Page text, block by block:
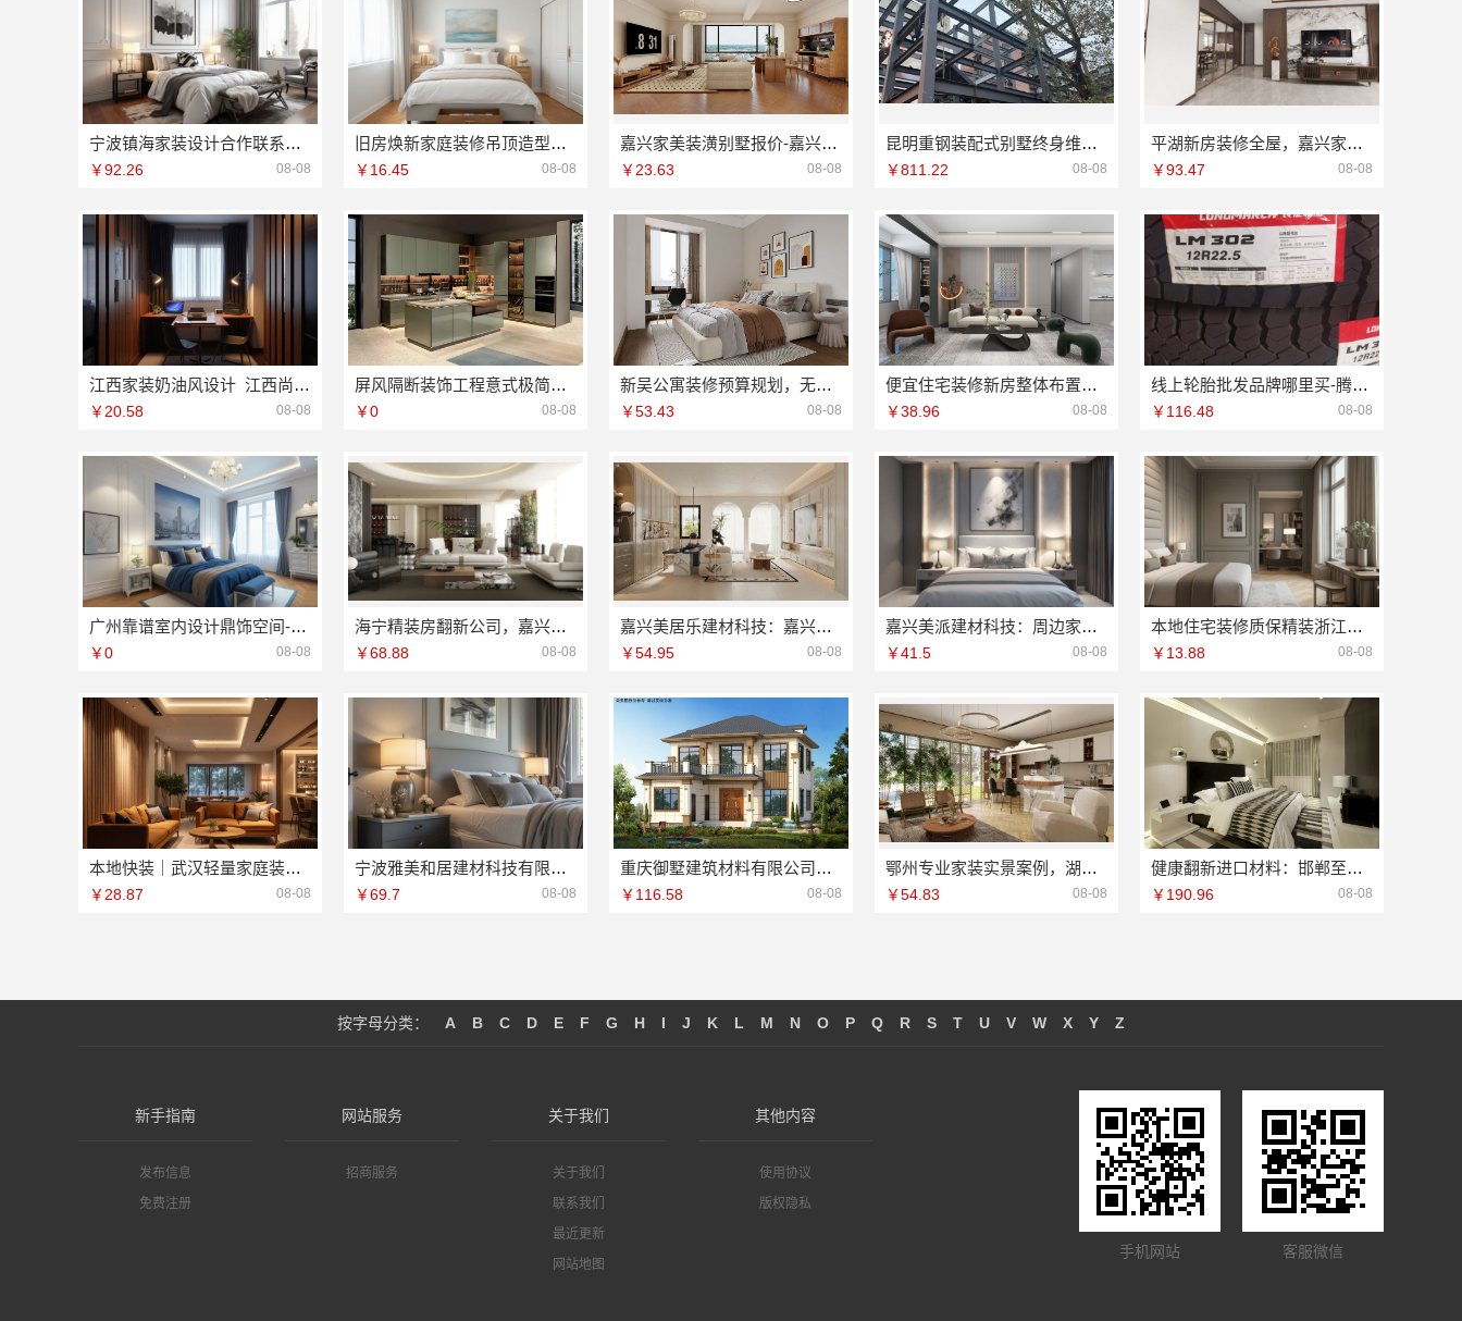
宁波镇海家装设计合作联系方式宁波雅美和居建材科技
￥92.26 08-08
旧房焕新家庭装修吊顶造型，海南万赢饰家新型建筑材料有限公简约实用
￥16.45 08-08
嘉兴家美装潢别墅报价-嘉兴家美建材
￥23.63 08-08
昆明重钢装配式别墅终身维保，云南晟构建筑建材有限公司值得信赖
￥811.22 08-08
平湖新房装修全屋，嘉兴家美建材科技定制
￥93.47 08-08
江西家装奶油风设计_江西尚宅尚品新型环保材料有限公司
￥20.58 08-08
屏风隔断装饰工程意式极简案例，江苏东钢金属家居有限公司
￥0 08-08
新吴公寓装修预算规划，无锡亿莱居装饰工程材料有限公司全程透明
￥53.43 08-08
便宜住宅装修新房整体布置施工案例——浙江乐享新材料有限公司
￥38.96 08-08
线上轮胎批发品牌哪里买-腾冠畅正品溯源
￥116.48 08-08
广州靠谱室内设计鼎饰空间-广东鼎饰空间装饰工程有限公司
￥0 08-08
海宁精装房翻新公司，嘉兴家美建材环保升级
￥68.88 08-08
嘉兴美居乐建材科技：嘉兴城区靠谱旧房改造推荐
￥54.95 08-08
嘉兴美派建材科技：周边家装定制服务环保材料
￥41.5 08-08
本地住宅装修质保精装浙江臻美新型建材有限公司
￥13.88 08-08
本地快装｜武汉轻量家庭装修新房全案落地
￥28.87 08-08
宁波雅美和居建材科技有限公司：宁波奉化家装装修线下门店地址
￥69.7 08-08
重庆御墅建筑材料有限公司：渝北建房每平米价格
￥116.58 08-08
鄂州专业家装实景案例，湖北百年米莱空间美学装饰材料有限公司
￥54.83 08-08
健康翻新进口材料：邯郸至臻全宅新材料有限公司即装即住新体验
￥190.96 08-08
按字母分类： A B C D E F G H I J K L M N O P Q R S T U V W X Y Z
新手指南
发布信息
免费注册
网站服务
招商服务
关于我们
关于我们
联系我们
最近更新
网站地图
其他内容
使用协议
版权隐私
手机网站 客服微信